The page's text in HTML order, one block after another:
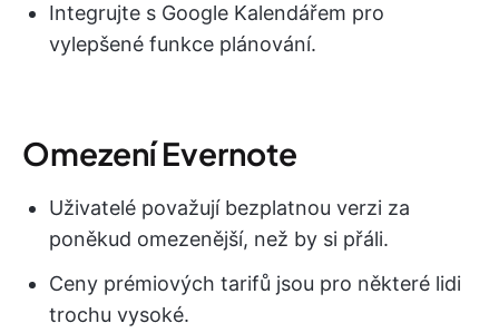
Integrujte s Google Kalendářem pro
vylepšené funkce plánování.
Omezení Evernote
Uživatelé považují bezplatnou verzi za
poněkud omezenější, než by si přáli.
Ceny prémiových tarifů jsou pro některé lidi
trochu vysoké.